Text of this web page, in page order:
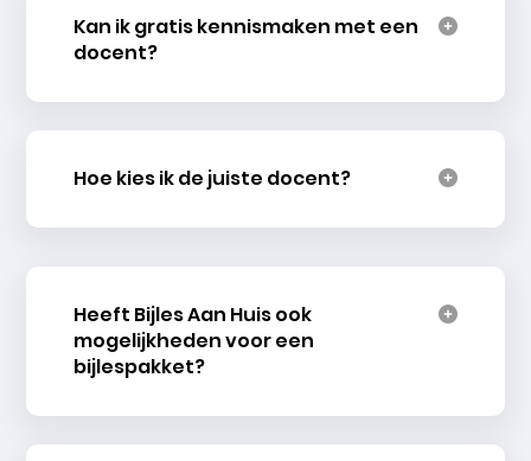
Kan ik gratis kennismaken met een
docent?
Hoe kies ik de juiste docent?
Heeft Bijles Aan Huis ook
mogelijkheden voor een
bijlespakket?